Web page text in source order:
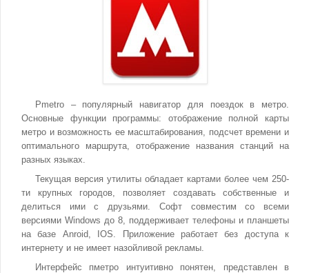
Pmetro – популярный навигатор для поездок в метро.
Основные функции программы: отображение полной карты
метро и возможность ее масштабирования, подсчет времени и
оптимального маршрута, отображение названия станций на
разных языках.
Текущая версия утилиты обладает картами более чем 250-
ти крупных городов, позволяет создавать собственные и
делиться ими с друзьями. Софт совместим со всеми
версиями Windows до 8, поддерживает телефоны и планшеты
на базе Anroid, IOS. Приложение работает без доступа к
интернету и не имеет назойливой рекламы.
Интерфейс пметро интуитивно понятен, представлен в